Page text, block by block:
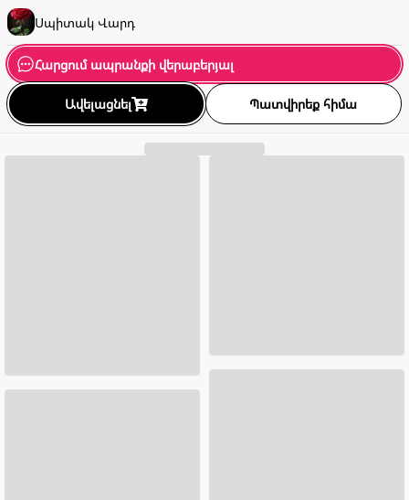
Սպիտակ Վարդ
Հարցում ապրանքի վերաբերյալ
Ավելացնել Պատվիրեք հիմա